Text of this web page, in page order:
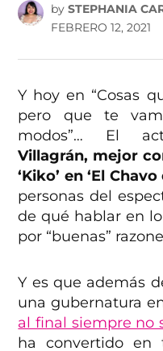
by STEPHANIA
FEBRERO 12, 2021
Y hoy en “Cosas
pero que te
modos”… El
Villagrán, mejor
‘Kiko’ en ‘El Chavo
personas del
de qué hablar en
por “buenas”
Y es que además
una gubernatura
al final siempre no
ha convertido en